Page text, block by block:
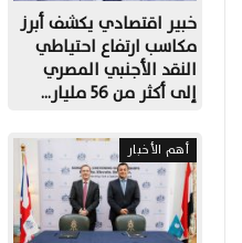
خبير اقتصادي يكشف أبرز
مكاسب ارتفاع احتياطي
النقد الأجنبي المصري
إلى أكثر من 56 مليار…
أهم الأخبار